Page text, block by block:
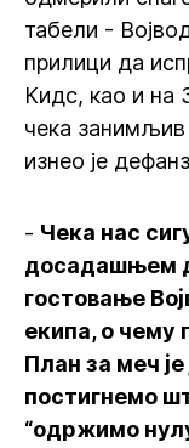
табели -
прилици да
Кидс, као и на
чека
изнео је
- Чека нас
досадашњем
гостовање
екипа, о чему
План за меч
постигнемо
“одржимо